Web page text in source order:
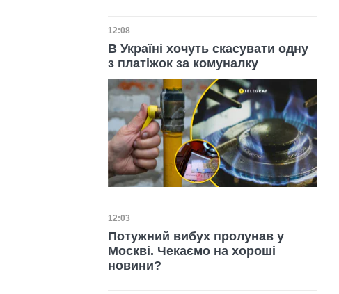
Дата публікації
12:08
В Україні хочуть скасувати одну
з платіжок за комуналку
Дата публікації
12:03
Потужний вибух пролунав у
Москві. Чекаємо на хороші
новини?